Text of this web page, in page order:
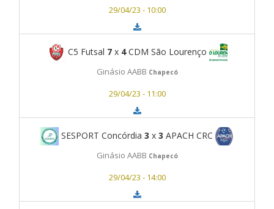
29/04/23 - 10:00
C5 Futsal 7x 4CDM São Lourenço
Ginásio AABB Chapecó
29/04/23 - 11:00
SESPORT Concórdia 3 x 3 APACH CRC
Ginásio AABB Chapecó
29/04/23 - 14:00